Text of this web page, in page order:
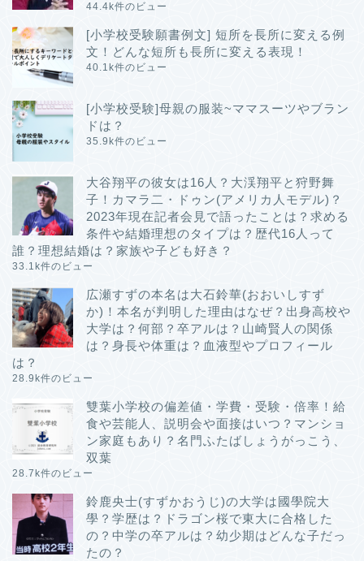
44.4k件のビュー
[小学校受験願書例文] 短所を長所に変える例
文！どんな短所も長所に変える表現！
40.1k件のビュー
[小学校受験]母親の服装~ママスーツやブラン
ドは？
35.9k件のビュー
大谷翔平の彼女は16人？大渓翔平と狩野舞
子！カマラ二・ドゥン(アメリカ人モデル)？
2023年現在記者会見で語ったことは？求める
条件や結婚理想のタイプは？歴代16人って
誰？理想結婚は？家族や子ども好き？
33.1k件のビュー
広瀬すずの本名は大石鈴華(おおいしすず
か)！本名が判明した理由はなぜ？出身高校や
大学は？何部？卒アルは？山崎賢人の関係
は？身長や体重は？血液型やプロフィール
は？
28.9k件のビュー
雙葉小学校の偏差値・学費・受験・倍率！給
食や芸能人、説明会や面接はいつ？マンショ
ン家庭もあり？名門ふたばしょうがっこう、
双葉
28.7k件のビュー
鈴鹿央士(すずかおうじ)の大学は國學院大
學？学歴は？ドラゴン桜で東大に合格した
の？中学の卒アルは？幼少期はどんな子だっ
たの？